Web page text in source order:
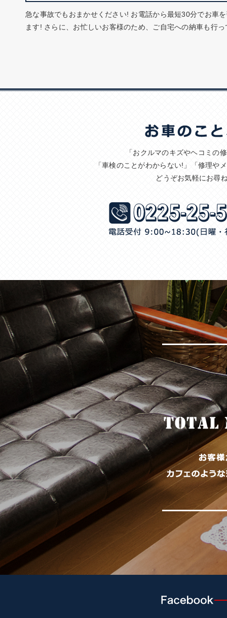
急な事故でもおまかせください! お電話から最短30分でお車
ます! さらに、お忙しいお客様のため、ご自宅への納車も行
「おクルマのキズやヘコミの
「車検のことがわからない!」「修理や
どうぞお気軽にお尋